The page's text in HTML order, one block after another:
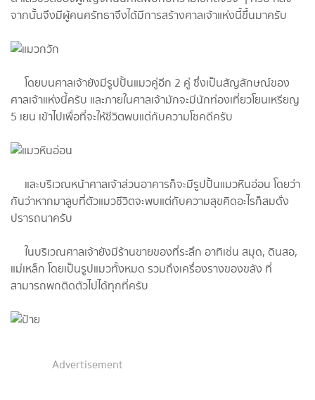
จากนั้นจึงมีผู้คนศรัทธาจึงได้มีการสร้างศาลเจ้าแห่งนี้ขึ้นมาครับ
โดยบนศาลเจ้ายังมีรูปปั้นแมวคู่อีก 2 คู่ ซึ่งเป็นสัญลักษณ์ของ
ศาลเจ้าแห่งนี้ครับ และภายในศาลเจ้ามักจะมีนักท่องเที่ยวโยนเหรียญ
5 เยน เข้าไปเพื่อที่จะให้ชีวิตพบแต่กับความโชคดีครับ
และบริเวณหน้าศาลเจ้าส่วนอาคารก็จะมีรูปปั้นแมวหินอ่อน โดยว่า
กันว่าหากมาลูบที่ตัวแมวชีวิตจะพบแต่กับความสุขคิดอะไรก็สมดั่ง
ปรารถนาครับ
ในบริเวณศาลเจ้ายังมีร้านขายของที่ระลึก อาทิเช่น สมุด, ดินสอ,
แม่เหล็ก โดยเป็นรูปแมวทั้งหมด รวมถึงเครื่องรางของขลัง ที่
สามารถพกติดตัวไปได้ทุกที่ครับ
Advertisement